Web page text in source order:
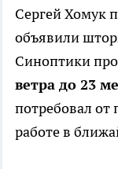
Сергей Хомук
объявили
Синоптики
ветра до 23
потребовал
работе в